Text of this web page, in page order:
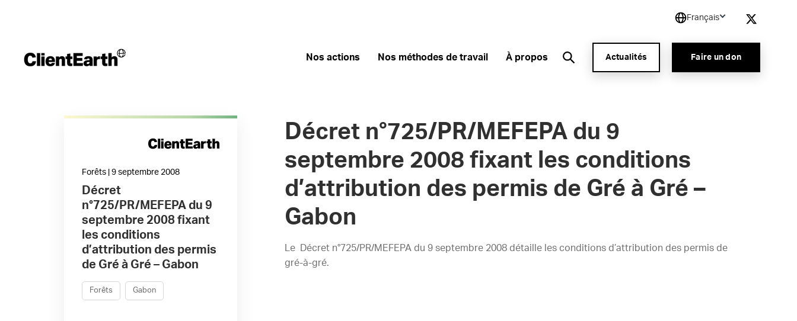
Français
Nos actions Nos méthodes de travail À propos Actualités Faire un don
Forêts | 9 septembre 2008
Décret
n°725/PR/MEFEPA du 9
septembre 2008 fixant
les conditions
d’attribution des permis
de Gré à Gré – Gabon
Forêts Gabon
Décret n°725/PR/MEFEPA du 9
septembre 2008 fixant les conditions
d’attribution des permis de Gré à Gré –
Gabon
Le Décret n°725/PR/MEFEPA du 9 septembre 2008 détaille les conditions d’attribution des permis de
gré-à-gré.